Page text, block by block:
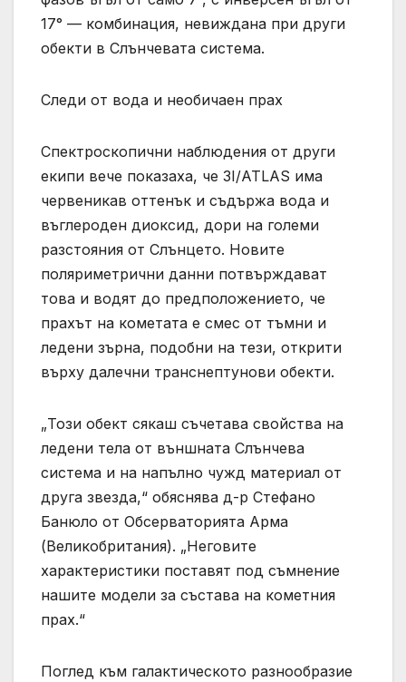
17° — комбинация, невиждана при други
обекти в Слънчевата система.
Следи от вода и необичаен прах
Спектроскопични наблюдения от други
екипи вече показаха, че 3I/ATLAS има
червеникав оттенък и съдържа вода и
въглероден диоксид, дори на големи
разстояния от Слънцето. Новите
поляриметрични данни потвърждават
това и водят до предположението, че
прахът на кометата е смес от тъмни и
ледени зърна, подобни на тези, открити
върху далечни транснептунови обекти.
„Този обект сякаш съчетава свойства на
ледени тела от външната Слънчева
система и на напълно чужд материал от
друга звезда,“ обяснява д-р Стефано
Банюло от Обсерваторията Арма
(Великобритания). „Неговите
характеристики поставят под съмнение
нашите модели за състава на кометния
прах.“
Поглед към галактическото разнообразие